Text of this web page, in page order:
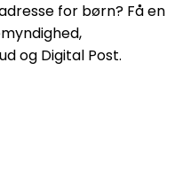
for børn? Få en
og Digital Post.